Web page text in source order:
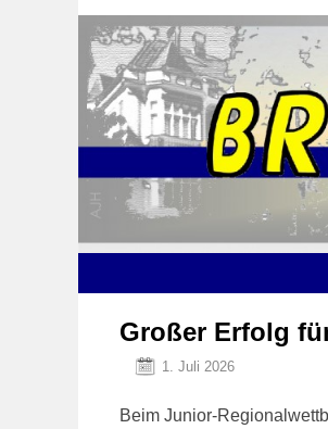
Zum sekundären Inhalt
Großer Erfolg
1. Juli 2026
Beim Junior-